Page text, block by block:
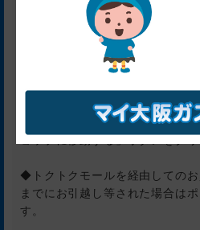
・アプリ経由の予約
・ご注文の重複、虚偽、いたず
ル、クーリングオフ、不適切と
モール」でない場合、ポイント
※直前にトクトクモール各ショ
ョップに移動する」ボタンをク
◆トクトクモールを経由しての
までにお引越し等された場合は
す。